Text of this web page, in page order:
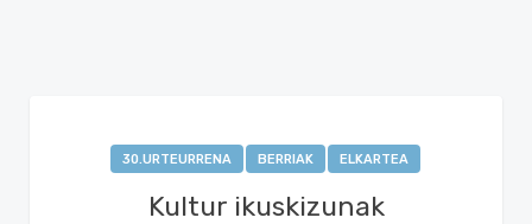
30.URTEURRENA BERRIAK ELKARTEA
Kultur ikuskizunak